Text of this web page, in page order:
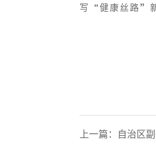
写“健康丝路”
上一篇： 自治区副